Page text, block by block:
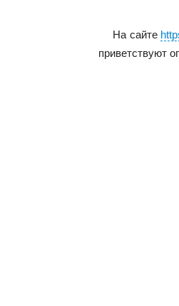
На сайте
приветствуют